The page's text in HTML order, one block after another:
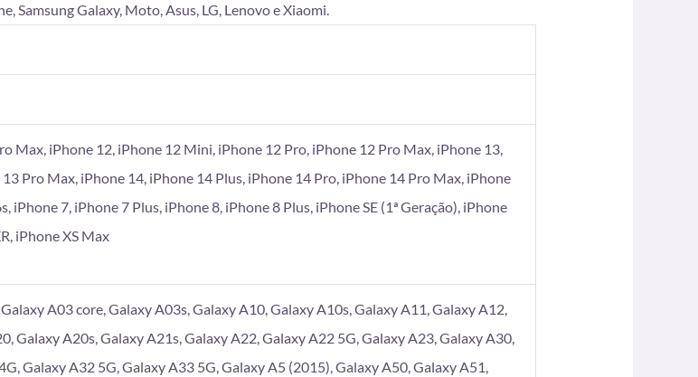
Samsung Galaxy, Moto, Asus, LG, Lenovo e Xiaomi.
Max, iPhone 12, iPhone 12 Mini, iPhone 12 Pro, iPhone 12 Pro Max, iPhone 13,
Pro Max, iPhone 14, iPhone 14 Plus, iPhone 14 Pro, iPhone 14 Pro Max, iPhone
iPhone 7, iPhone 7 Plus, iPhone 8, iPhone 8 Plus, iPhone SE (1ª Geração), iPhone
iPhone XS Max
A03 core, Galaxy A03s, Galaxy A10, Galaxy A10s, Galaxy A11, Galaxy A12,
Galaxy A20s, Galaxy A21s, Galaxy A22, Galaxy A22 5G, Galaxy A23, Galaxy A30,
Galaxy A32 5G, Galaxy A33 5G, Galaxy A5 (2015), Galaxy A50, Galaxy A51,